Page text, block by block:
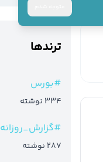
ترند‌ها
#بورس
334 نوشته
#گزارش_روزانه
287 نوشته